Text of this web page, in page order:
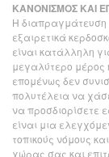
ΚΑΝΟΝΙΣΜΟΣ ΚΑΙ
Η διαπραγμάτευση
εξαιρετικά
είναι κατάλληλη
μεγαλύτερο μέρος
επομένως δεν
πολυτέλεια να
να προσδιορίσετε
είναι μια
τοπικούς νόμους
χώρας σας και